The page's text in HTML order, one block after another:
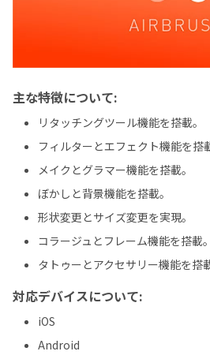
主な特徴について:
リタッチングツール機能を搭載。
フィルターとエフェクト機能を搭
メイクとグラマー機能を搭載。
ぼかしと背景機能を搭載。
形状変更とサイズ変更を実現。
コラージュとフレーム機能を搭載。
タトゥーとアクセサリー機能を搭載
対応デバイスについて:
iOS
Android